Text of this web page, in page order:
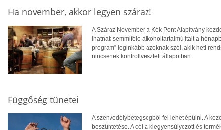
Ha november, akkor legyen száraz!
A Száraz November a Kék Pont Alapítvány
ihatnak semmiféle alkoholtartalmú italt a
program” leginkább azoknak szól, akik heti
nincsenek kontrollvesztett állapotban.
Függőség tünetei
A szenvedélybetegségből fel lehet épülni. A
beszüntetése. A cél a kiegyensúlyozott és